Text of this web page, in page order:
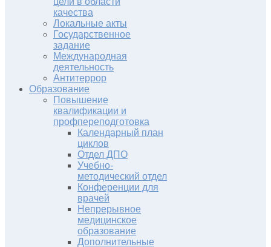
качества
Локальные акты
Государственное
задание
Международная
деятельность
Антитеррор
Образование
Повышение
квалификации и
профпереподготовка
Календарный план
циклов
Отдел ДПО
Учебно-
методический отдел
Конференции для
врачей
Непрерывное
медицинское
образование
Дополнительные